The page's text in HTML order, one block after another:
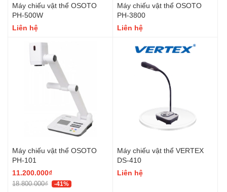
Máy chiếu vật thể OSOTO
PH-500W
Liên hệ
Máy chiếu vật thể OSOTO
PH-3800
Liên hệ
Máy chiếu vật thể OSOTO
PH-101
11.200.000₫
18.800.000₫ -41%
Máy chiếu vật thể VERTEX
DS-410
Liên hệ